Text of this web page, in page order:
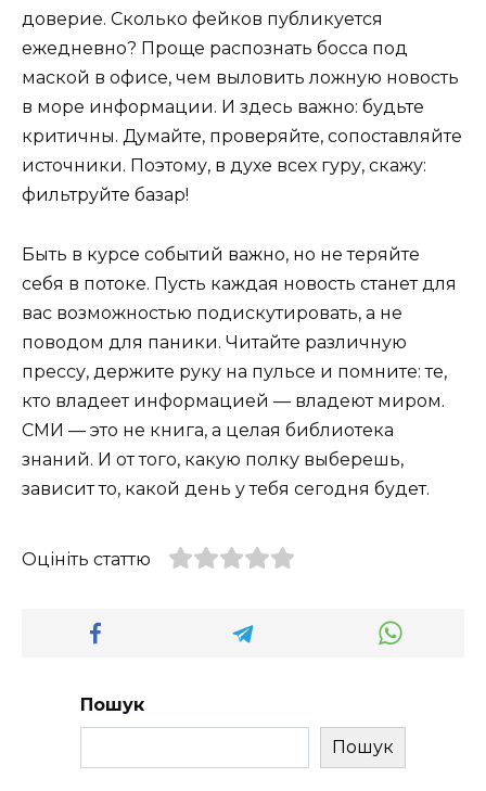
доверие. Сколько фейков публикуется
ежедневно? Проще распознать босса под
маской в офисе, чем выловить ложную новость
в море информации. И здесь важно: будьте
критичны. Думайте, проверяйте, сопоставляйте
источники. Поэтому, в духе всех гуру, скажу:
фильтруйте базар!
Быть в курсе событий важно, но не теряйте
себя в потоке. Пусть каждая новость станет для
вас возможностью подискутировать, а не
поводом для паники. Читайте различную
прессу, держите руку на пульсе и помните: те,
кто владеет информацией — владеют миром.
СМИ — это не книга, а целая библиотека
знаний. И от того, какую полку выберешь,
зависит то, какой день у тебя сегодня будет.
Оцініть статтю
Пошук
Пошук